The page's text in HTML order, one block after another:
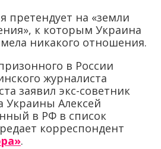
претендует на «земли
к которым Украина
никакого отношения.
в России
журналиста
заявил экс-советник
Украины Алексей
в РФ в список
корреспондент
.